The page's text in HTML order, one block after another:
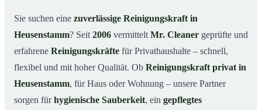
04So läuft die Buchung einer Reinigungskraft ab
Typische Anlässe für eine Reinigungskraft
Jetzt Reinigungskraft buchen
08So einfach buchen Sie eine Reinigungskraft in
Sie suchen eine zuverlässige Reinigungskraft in
Heusenstamm? Seit 2006 vermittelt Mr. Cleaner geprüfte und
erfahrene Reinigungskräfte für Privathaushalte – schnell,
flexibel und mit hoher Qualität. Ob Reinigungskraft privat in
Heusenstamm, für Haus oder Wohnung – unsere Partner
sorgen fürhygienische Sauberkeit, ein gepflegtes